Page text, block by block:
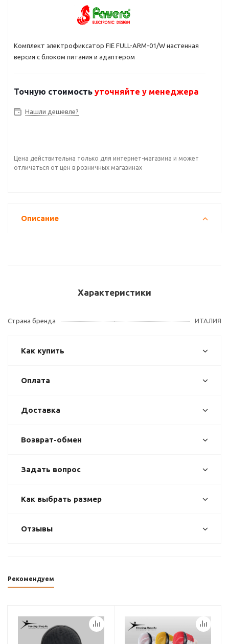
Комплект электрофиксатор FIE FULL-ARM-01/W настенная
версия с блоком питания и адаптером
Точную стоимость уточняйте у менеджера
Нашли дешевле?
Цена действительна только для интернет-магазина и может
отличаться от цен в розничных магазинах
Описание
Характеристики
Страна бренда ИТАЛИЯ
Как купить
Оплата
Доставка
Возврат-обмен
Задать вопрос
Как выбрать размер
Отзывы
Рекомендуем